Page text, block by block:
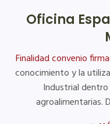
Oficina
Finalidad convenio
conocimiento y la
Industrial
agroalimentarias.